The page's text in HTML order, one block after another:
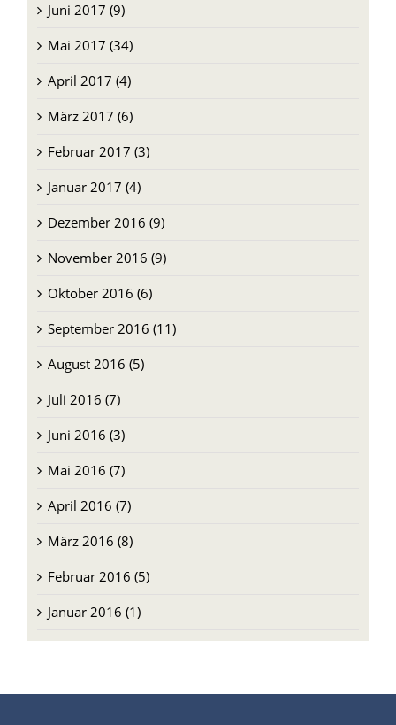
Juni 2017 (9)
Mai 2017 (34)
April 2017 (4)
März 2017 (6)
Februar 2017 (3)
Januar 2017 (4)
Dezember 2016 (9)
November 2016 (9)
Oktober 2016 (6)
September 2016 (11)
August 2016 (5)
Juli 2016 (7)
Juni 2016 (3)
Mai 2016 (7)
April 2016 (7)
März 2016 (8)
Februar 2016 (5)
Januar 2016 (1)